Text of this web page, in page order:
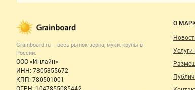
Важные разделы и контакты
Grainboard.ru – весь рынок зерна, муки, крупы в
России.
ООО «Инлайн»
ИНН: 7805355672
КПП: 780501001
О